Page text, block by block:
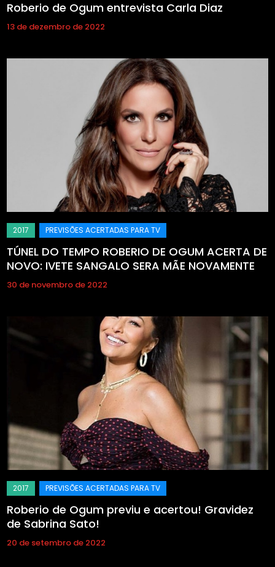
Roberio de Ogum entrevista Carla Diaz
13 de dezembro de 2022
TÚNEL DO TEMPO ROBERIO DE OGUM ACERTA DE
NOVO: IVETE SANGALO SERA MÃE NOVAMENTE
30 de novembro de 2022
Roberio de Ogum previu e acertou! Gravidez
de Sabrina Sato!
20 de setembro de 2022